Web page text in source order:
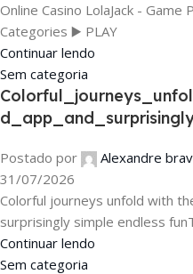
Online Casino LolaJack - Game
Categories ▶️ PLAY
Continuar lendo
Sem categoria
Postado por
Alexandre
31/07/2026
Colorful journeys unfold with
surprisingly simple endless
Continuar lendo
Sem categoria